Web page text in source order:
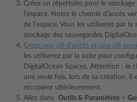
Créez un répertoire pour le stockage
l’espace. Notez le chemin d’accès
de l’espace. Vous les utiliserez par
stockage des sauvegardes
Créez une clé d’accès et une clé
les utiliserez par la suite pour
DigitalOcean Spaces. Attention : la
une seule fois, lors de sa création. Il
récupérer ultérieurement.
Allez dans Outils & Paramètres >